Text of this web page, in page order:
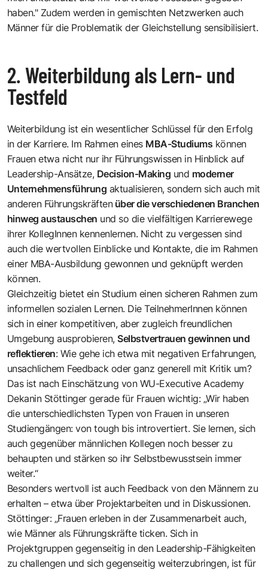
haben." Zudem werden in gemischten Netzwerken auch
Männer für die Problematik der Gleichstellung sensibilisiert.
2. Weiterbildung als Lern- und
Testfeld
Weiterbildung ist ein wesentlicher Schlüssel für den Erfolg
in der Karriere. Im Rahmen eines MBA-Studiums können
Frauen etwa nicht nur ihr Führungswissen in Hinblick auf
Leadership-Ansätze, Decision-Making und moderner
Unternehmensführung aktualisieren, sondern sich auch mit
anderen Führungskräftenüber die verschiedenen Branchen
hinweg austauschen und so die vielfältigen Karrierewege
ihrer KollegInnen kennenlernen. Nicht zu vergessen sind
auch die wertvollen Einblicke und Kontakte, die im Rahmen
einer MBA-Ausbildung gewonnen und geknüpft werden
können.
Gleichzeitig bietet ein Studium einen sicheren Rahmen zum
informellen sozialen Lernen. Die TeilnehmerInnen können
sich in einer kompetitiven, aber zugleich freundlichen
Umgebung ausprobieren,Selbstvertrauen gewinnen und
reflektieren: Wie gehe ich etwa mit negativen Erfahrungen,
unsachlichem Feedback oder ganz generell mit Kritik um?
Das ist nach Einschätzung von WU-Executive Academy
Dekanin Stöttinger gerade für Frauen wichtig: „Wir haben
die unterschiedlichsten Typen von Frauen in unseren
Studiengängen: von tough bis introvertiert. Sie lernen, sich
auch gegenüber männlichen Kollegen noch besser zu
behaupten und stärken so ihr Selbstbewusstsein immer
weiter.“
Besonders wertvoll ist auch Feedback von den Männern zu
erhalten – etwa über Projektarbeiten und in Diskussionen.
Stöttinger: „Frauen erleben in der Zusammenarbeit auch,
wie Männer als Führungskräfte ticken. Sich in
Projektgruppen gegenseitig in den Leadership-Fähigkeiten
zu challengen und sich gegenseitig weiterzubringen, ist für